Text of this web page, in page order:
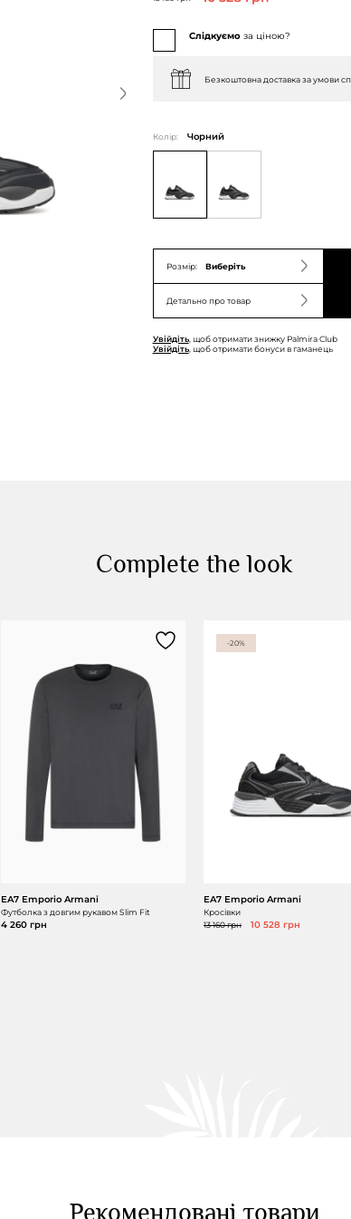
Слідкуємоза ціною?
Безкоштовна доставка за умови
Колір: Чорний
Розмір: Виберіть
Детально про товар
Увійдіть, щоб отримати знижку Palmira Club
Увійдіть, щоб отримати бонуси в гаманець
Complete the look
EA7 Emporio Armani
Футболка з довгим рукавом Slim Fit
4 260 грн
-20%
EA7 Emporio Armani
Кросівки
13 160 грн
10 528 грн
Рекомендовані товари